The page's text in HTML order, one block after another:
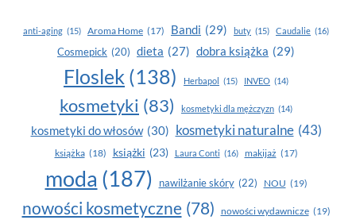
anti-aging (15) Aroma Home (17) Bandi (29) buty (15) Caudalie (16)
Cosmepick (20) dieta (27) dobra książka (29)
Floslek (138) Herbapol (15) INVEO (14)
kosmetyki (83) kosmetyki dla mężczyzn (14)
kosmetyki do włosów (30) kosmetyki naturalne (43)
książka (18) książki (23) Laura Conti (16) makijaż (17)
moda (187) nawilżanie skóry (22) NOU (19)
nowości kosmetyczne (78) nowości wydawnicze (19)